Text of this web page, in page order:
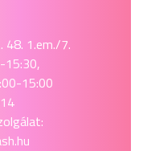
48. 1.em./7.
15:30,
15:00